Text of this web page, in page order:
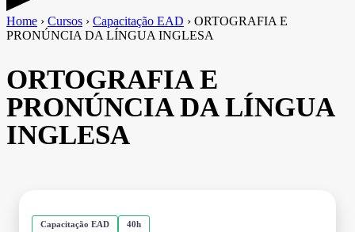
Home › Cursos › Capacitação EAD › ORTOGRAFIA E
PRONÚNCIA DA LÍNGUA INGLESA
ORTOGRAFIA E
PRONÚNCIA DA LÍNGUA
INGLESA
Capacitação EAD 40h